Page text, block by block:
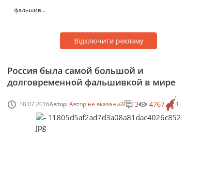
фальшив...
Відключити рекламу
Россия была самой большой и
долговременной фальшивкой в мире
18.07.2016Автор:Автор не вказаний 1
3 4767